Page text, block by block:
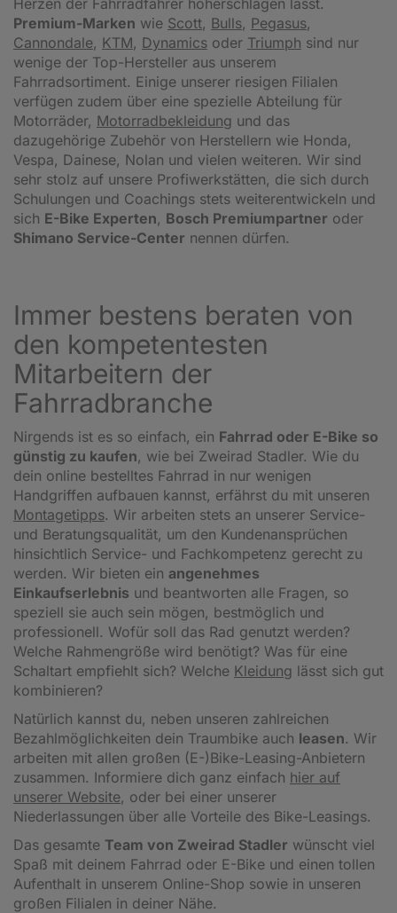
Premium-Marken wie Scott, Bulls, Pegasus,
Cannondale, KTM, Dynamics oder Triumph sind nur
wenige der Top-Hersteller aus unserem
Fahrradsortiment. Einige unserer riesigen Filialen
verfügen zudem über eine spezielle Abteilung für
Motorräder, Motorradbekleidung und das
dazugehörige Zubehör von Herstellern wie Honda,
Vespa, Dainese, Nolan und vielen weiteren. Wir sind
sehr stolz auf unsere Profiwerkstätten, die sich durch
Schulungen und Coachings stets weiterentwickeln und
sich E-Bike Experten, Bosch Premiumpartner oder
Shimano Service-Center nennen dürfen.
Immer bestens beraten von
den kompetentesten
Mitarbeitern der
Fahrradbranche
Nirgends ist es so einfach, ein Fahrrad oder E-Bike so
günstig zu kaufen, wie bei Zweirad Stadler. Wie du
dein online bestelltes Fahrrad in nur wenigen
Handgriffen aufbauen kannst, erfährst du mit unseren
Montagetipps. Wir arbeiten stets an unserer Service-
und Beratungsqualität, um den Kundenansprüchen
hinsichtlich Service- und Fachkompetenz gerecht zu
werden. Wir bieten ein angenehmes
Einkaufserlebnis und beantworten alle Fragen, so
speziell sie auch sein mögen, bestmöglich und
professionell. Wofür soll das Rad genutzt werden?
Welche Rahmengröße wird benötigt? Was für eine
Schaltart empfiehlt sich? Welche Kleidung lässt sich gut
kombinieren?
Natürlich kannst du, neben unseren zahlreichen
Bezahlmöglichkeiten dein Traumbike auch leasen. Wir
arbeiten mit allen großen (E-)Bike-Leasing-Anbietern
zusammen. Informiere dich ganz einfach hier auf
unserer Website, oder bei einer unserer
Niederlassungen über alle Vorteile des Bike-Leasings.
Das gesamte Team von Zweirad Stadler wünscht viel
Spaß mit deinem Fahrrad oder E-Bike und einen tollen
Aufenthalt in unserem Online-Shop sowie in unseren
großen Filialen in deiner Nähe.